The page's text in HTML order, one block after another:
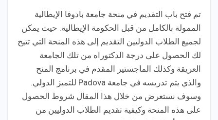
تم فتح باب التقديم في منحة جامعة بادوفا الإيطالية
الممولة بالكامل من قبل الحكومة الإيطالية. حيث يمكن
لجميع الطلاب الدوليين التقديم إلى هذه المنحة التي تتيح
لك الحصول على درجة الدكتوراه من تلك الجامعة
العريقة وكذلك الماجستير المقدم في برنامج المنح
والذي يتم تدريسه في جامعة Padova للتميز الدولي.
وسوف نستعرض من خلال هذا المقال شروط الحصول
على هذه المنحة وكيفية تقديم الطلاب الدوليين من